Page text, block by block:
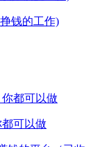
钱的工作)
可以做